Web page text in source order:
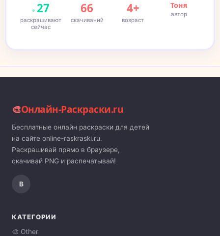
27
раскрашивают
сейчас
66
скачиваний
4+
возраст
Тоня
автор
🎨Онлайн-Раскраски.ru
Бесплатные онлайн раскраски для детей
на сайте online-raskraski.ru.
Раскрашивай прямо в браузере,
скачивай PNG и распечатывай!
В
КАТЕГОРИИ
🎨 Other